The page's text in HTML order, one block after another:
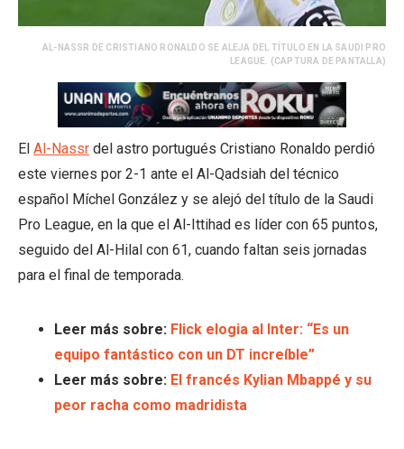
AL-NASSR DE CRISTIANO RONALDO SE ALEJA DEL TÍTULO EN LA SAUDI PRO
LEAGUE. (CAPTURA DE PANTALLA)
El Al-Nassr del astro portugués Cristiano Ronaldo perdió
este viernes por 2-1 ante el Al-Qadsiah del técnico
español Míchel González y se alejó del título de la Saudi
Pro League, en la que el Al-Ittihad es líder con 65 puntos,
seguido del Al-Hilal con 61, cuando faltan seis jornadas
para el final de temporada.
Leer más sobre: Flick elogia al Inter: “Es un
equipo fantástico con un DT increíble”
Leer más sobre: El francés Kylian Mbappé y su
peor racha como madridista